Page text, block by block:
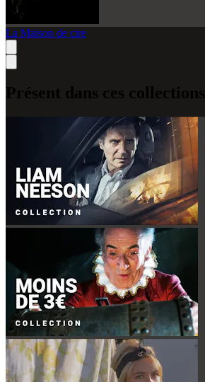
La Maison de cire
Présent dans ces collections